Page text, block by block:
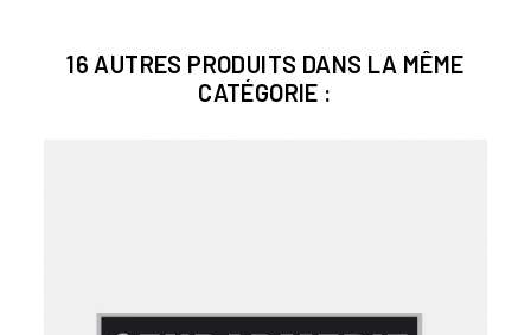
16 AUTRES PRODUITS DANS LA MÊME
CATÉGORIE :